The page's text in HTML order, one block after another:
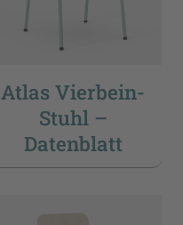
Atlas Vierbein-
Stuhl –
Datenblatt